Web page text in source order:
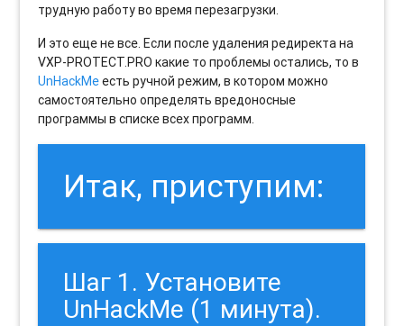
трудную работу во время перезагрузки.
И это еще не все. Если после удаления редиректа на
VXP-PROTECT.PRO какие то проблемы остались, то в
UnHackMeесть ручной режим, в котором можно
самостоятельно определять вредоносные
программы в списке всех программ.
Итак, приступим:
Шаг 1. Установите
UnHackMe (1 минута).